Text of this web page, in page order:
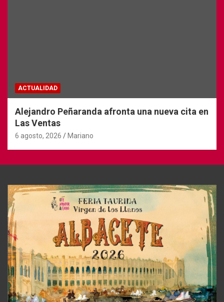
ACTUALIDAD
Alejandro Peñaranda afronta una nueva cita en
Las Ventas
6 agosto, 2026 Mariano